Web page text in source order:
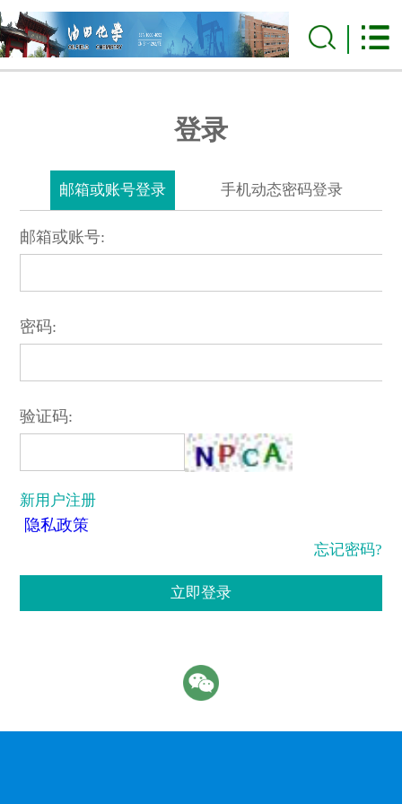
登录
邮箱或账号登录 手机动态密码登录
邮箱或账号:
密码:
验证码:
新用户注册
隐私政策
忘记密码?
立即登录